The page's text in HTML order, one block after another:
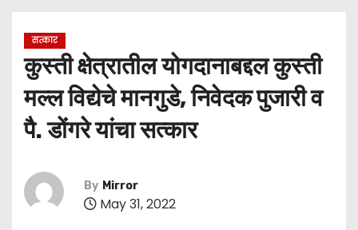
सत्कार
कुस्ती क्षेत्रातील योगदानाबद्दल कुस्ती
मल्ल विद्येचे मानगुडे, निवेदक पुजारी व
पै. डोंगरे यांचा सत्कार
By Mirror
May 31, 2022